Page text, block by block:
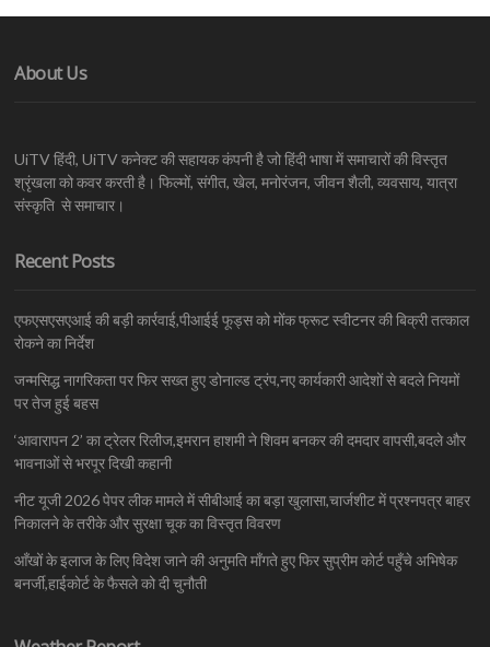
About Us
UiTV हिंदी, UiTV कनेक्ट की सहायक कंपनी है जो हिंदी भाषा में समाचारों की विस्तृत
श्रृंखला को कवर करती है। फिल्मों, संगीत, खेल, मनोरंजन, जीवन शैली, व्यवसाय, यात्रा
संस्कृति से समाचार।
Recent Posts
एफएसएसएआई की बड़ी कार्रवाई,पीआईई फूड्स को मोंक फ्रूट स्वीटनर की बिक्री तत्काल
रोकने का निर्देश
जन्मसिद्ध नागरिकता पर फिर सख्त हुए डोनाल्ड ट्रंप,नए कार्यकारी आदेशों से बदले नियमों
पर तेज हुई बहस
‘आवारापन 2’ का ट्रेलर रिलीज,इमरान हाशमी ने शिवम बनकर की दमदार वापसी,बदले और
भावनाओं से भरपूर दिखी कहानी
नीट यूजी 2026 पेपर लीक मामले में सीबीआई का बड़ा खुलासा,चार्जशीट में प्रश्नपत्र बाहर
निकालने के तरीके और सुरक्षा चूक का विस्तृत विवरण
आँखों के इलाज के लिए विदेश जाने की अनुमति माँगते हुए फिर सुप्रीम कोर्ट पहुँचे अभिषेक
बनर्जी,हाईकोर्ट के फैसले को दी चुनौती